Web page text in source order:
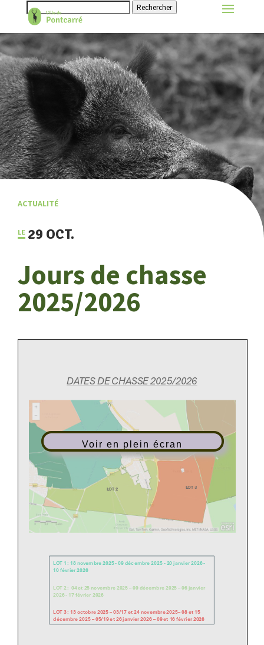
Rechercher
ACTUALITÉ
29 OCT.
Jours de chasse
2025/2026
Voir en plein écran